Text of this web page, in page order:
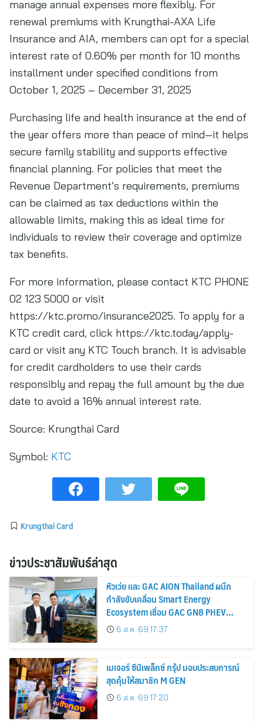
manage annual expenses more flexibly. For
renewal premiums with Krungthai-AXA Life
Insurance and AIA, members can opt for a special
interest rate of 0.60% per month for 10 months
installment under specified conditions from
October 1, 2025 – December 31, 2025
Purchasing life and health insurance at the end of
the year offers more than peace of mind—it helps
secure family stability and supports effective
financial planning. For policies that meet the
Revenue Department’s requirements, premiums
can be claimed as tax deductions within the
allowable limits, making this as ideal time for
individuals to review their coverage and optimize
tax benefits.
For more information, please contact KTC PHONE
02 123 5000 or visit
https://ktc.promo/insurance2025. To apply for a
KTC credit card, click https://ktc.today/apply-
card or visit any KTC Touch branch. It is advisable
for credit cardholders to use their cards
responsibly and repay the full amount by the due
date to avoid a 16% annual interest rate.
Source: Krungthai Card
Symbol: KTC
Krungthai Card
ข่าวประชาสัมพันธ์ล่าสุด
หัวเว่ย และ GAC AION Thailand ผนึก
กำลังขับเคลื่อน Smart Energy
Ecosystem เชื่อม GAC GN8 PHEV
รถยนต์ MPV ระดับพรีเมียม เข้ากับ
พลังงานแสงอาทิตย์ภายในบ้าน
6 ส.ค. 69 17:37
เมเจอร์ ซีนีเพล็กซ์ กรุ้ป มอบประสบการณ์
สุดคุ้มให้สมาชิก M GEN
6 ส.ค. 69 17:20